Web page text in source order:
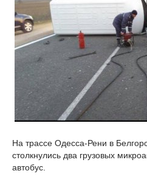
На трассе Одесса-Рени в
столкнулись два грузовых
автобус.